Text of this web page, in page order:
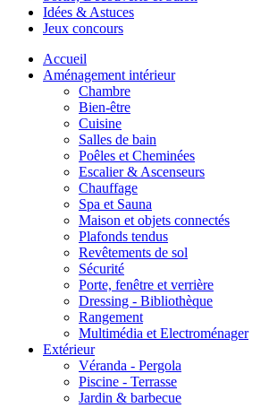
Idées & Astuces
Jeux concours
Accueil
Aménagement intérieur
Chambre
Bien-être
Cuisine
Salles de bain
Poêles et Cheminées
Escalier & Ascenseurs
Chauffage
Spa et Sauna
Maison et objets connectés
Plafonds tendus
Revêtements de sol
Sécurité
Porte, fenêtre et verrière
Dressing - Bibliothèque
Rangement
Multimédia et Electroménager
Extérieur
Véranda - Pergola
Piscine - Terrasse
Jardin & barbecue